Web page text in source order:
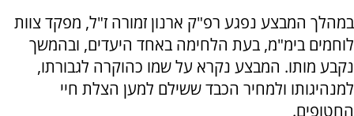
במהלך המבצע נפגע רפ"ק ארנון זמורה ז"ל, מפקד צוות
לוחמים בימ"מ, בעת הלחימה באחד היעדים, ובהמשך
נקבע מותו. המבצע נקרא על שמו כהוקרה לגבורתו,
למנהיגותו ולמחיר הכבד ששילם למען הצלת חיי
החטופים.